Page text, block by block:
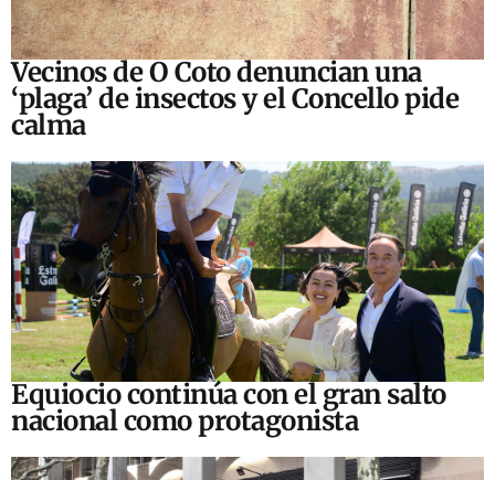
Vecinos de O Coto denuncian una
‘plaga’ de insectos y el Concello pide
calma
Equiocio continúa con el gran salto
nacional como protagonista